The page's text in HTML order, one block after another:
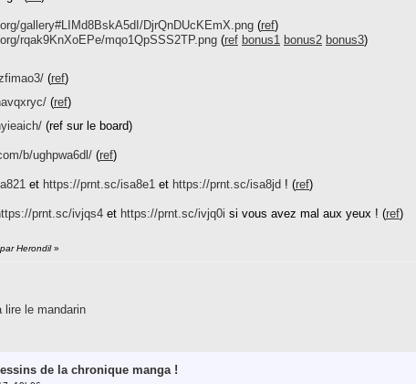
gallery#LIMd8BskA5dI/DjrQnDUcKEmX.png (ref)
rqak9KnXoEPe/mqo1QpSSS2TP.png (ref bonus1 bonus2 bonus3)
(ref)
(ref)
(ref sur le board)
b/ughpwa6dl/ (ref)
et https://prnt.sc/isa8e1 et https://prnt.sc/isa8jd ! (ref)
prnt.sc/ivjqs4 et https://prnt.sc/ivjq0i si vous avez mal aux yeux ! (ref)
Herondil»
lire le mandarin
de la chronique manga !